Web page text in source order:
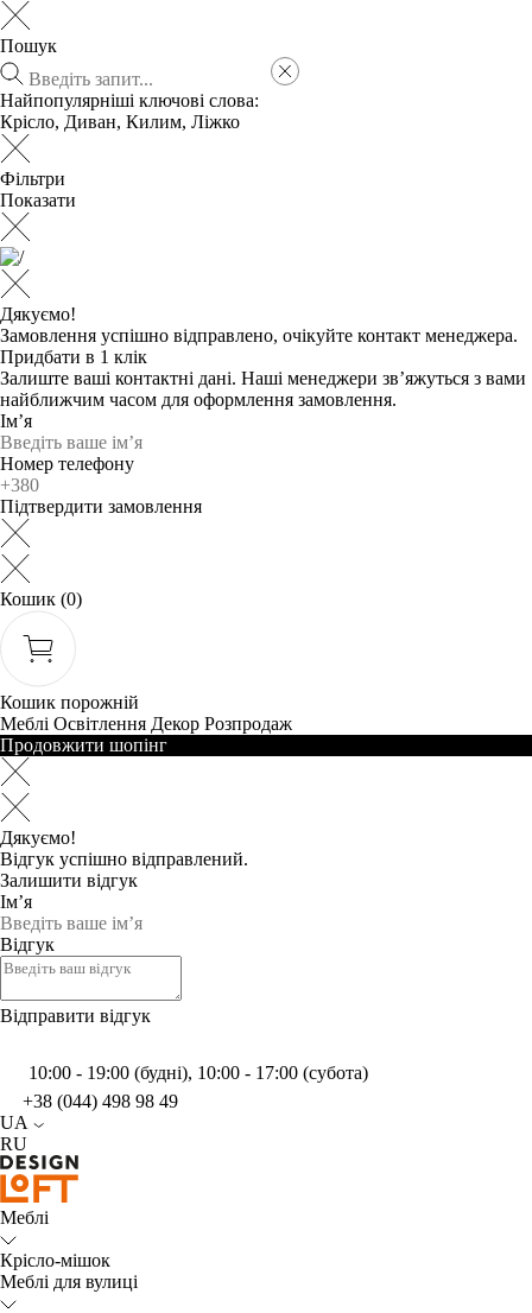
Пошук
Найпопулярніші ключові слова:
Крісло, Диван, Килим, Ліжко
Фільтри
Показати
Дякуємо!
Замовлення успішно відправлено, очікуйте контакт менеджера.
Придбати в 1 клік
Залиште ваші контактні дані. Наші менеджери зв’яжуться з вами
найближчим часом для оформлення замовлення.
Ім’я
Номер телефону
Підтвердити замовлення
Кошик (0)
Кошик порожній
Меблі Освітлення Декор Розпродаж
Продовжити шопінг
Дякуємо!
Відгук успішно відправлений.
Залишити відгук
Ім’я
Відгук
Відправити відгук
10:00 - 19:00 (будні), 10:00 - 17:00 (субота)
+38 (044) 498 98 49
UA
RU
Меблі
Крісло-мішок
Меблі для вулиці